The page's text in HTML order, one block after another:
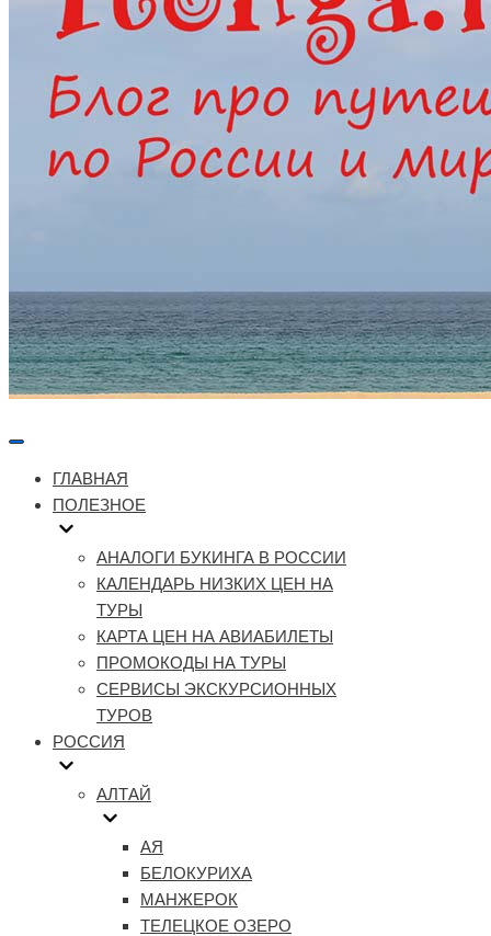
Меню
ГЛАВНАЯ
ПОЛЕЗНОЕ
АНАЛОГИ БУКИНГА В РОССИИ
КАЛЕНДАРЬ НИЗКИХ ЦЕН НА
ТУРЫ
КАРТА ЦЕН НА АВИАБИЛЕТЫ
ПРОМОКОДЫ НА ТУРЫ
СЕРВИСЫ ЭКСКУРСИОННЫХ
ТУРОВ
РОССИЯ
АЛТАЙ
АЯ
БЕЛОКУРИХА
МАНЖЕРОК
ТЕЛЕЦКОЕ ОЗЕРО